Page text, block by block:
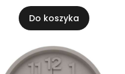
Do koszyka